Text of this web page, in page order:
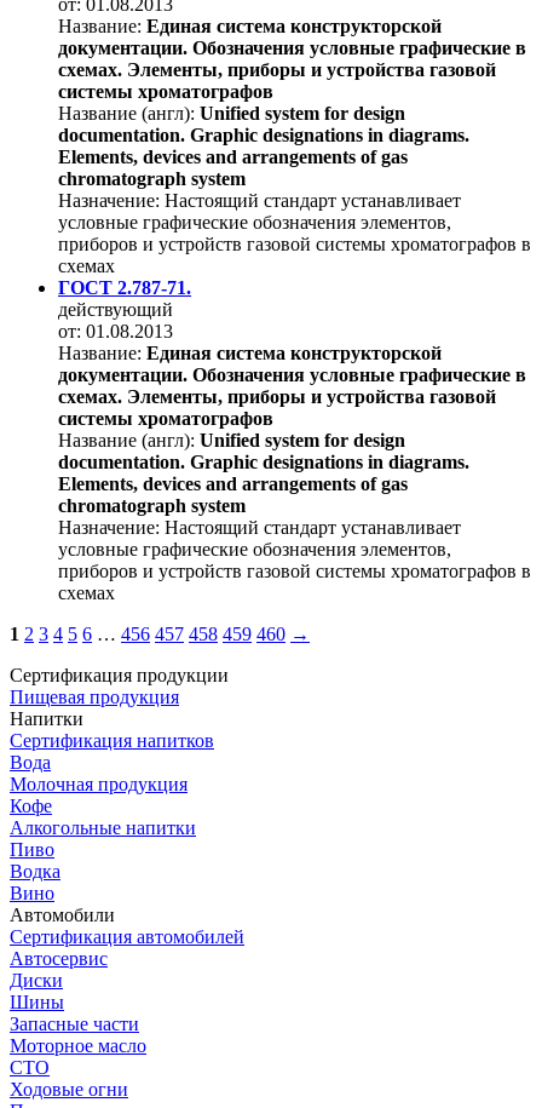
от: 01.08.2013
Название: Единая система конструкторской
документации. Обозначения условные графические в
схемах. Элементы, приборы и устройства газовой
системы хроматографов
Название (англ): Unified system for design
documentation. Graphic designations in diagrams.
Elements, devices and arrangements of gas
chromatograph system
Назначение: Настоящий стандарт устанавливает
условные графические обозначения элементов,
приборов и устройств газовой системы хроматографов в
схемах
ГОСТ 2.787-71.
действующий
от: 01.08.2013
Название: Единая система конструкторской
документации. Обозначения условные графические в
схемах. Элементы, приборы и устройства газовой
системы хроматографов
Название (англ): Unified system for design
documentation. Graphic designations in diagrams.
Elements, devices and arrangements of gas
chromatograph system
Назначение: Настоящий стандарт устанавливает
условные графические обозначения элементов,
приборов и устройств газовой системы хроматографов в
схемах
1 2 3 4 5 6 … 456 457 458 459 460 →
Сертификация продукции
Пищевая продукция
Напитки
Сертификация напитков
Вода
Молочная продукция
Кофе
Алкогольные напитки
Пиво
Водка
Вино
Автомобили
Сертификация автомобилей
Автосервис
Диски
Шины
Запасные части
Моторное масло
СТО
Ходовые огни